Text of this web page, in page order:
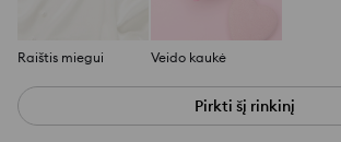
Raištis miegui Veido kaukė
Pirkti šį rinkinį